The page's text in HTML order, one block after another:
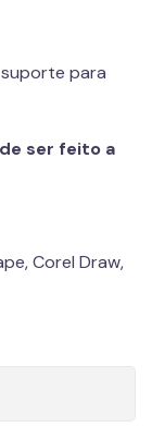
para
ser feito a
Corel Draw,